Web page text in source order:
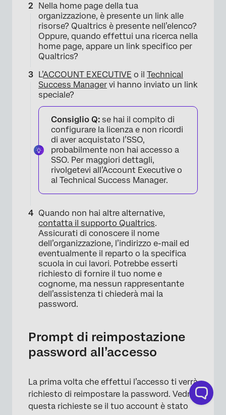
×
Nella home page della tua
organizzazione, è presente un link alle
risorse? Qualtrics è presente nell’elenco?
Oppure, quando effettui una ricerca nella
home page, appare un link specifico per
Qualtrics?
L’ACCOUNT EXECUTIVE o il Technical
Success Manager vi hanno inviato un link
speciale?
Consiglio Q: se hai il compito di
configurare la licenza e non ricordi
di aver acquistato l’SSO,
probabilmente non hai accesso a
SSO. Per maggiori dettagli,
rivolgetevi all’Account Executive o
al Technical Success Manager.
Quando non hai altre alternative,
contatta il supporto Qualtrics.
Assicurati di conoscere il nome
dell’organizzazione, l’indirizzo e-mail ed
eventualmente il reparto o la specifica
scuola in cui lavori. Potrebbe esserti
richiesto di fornire il tuo nome e
cognome, ma nessun rappresentante
dell’assistenza ti chiederà mai la
password.
Prompt di reimpostazione
password all’accesso
La prima volta che effettui l’accesso ti verrà
richiesto di reimpostare la password. Vedrai
questa richieste se il tuo account è stato